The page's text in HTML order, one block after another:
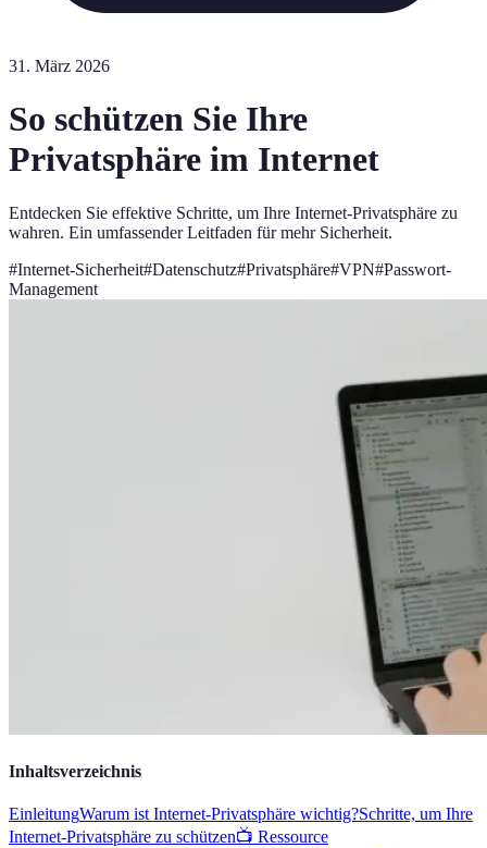
31. März 2026
So schützen Sie Ihre
Privatsphäre im Internet
Entdecken Sie effektive Schritte, um Ihre Internet-Privatsphäre zu
wahren. Ein umfassender Leitfaden für mehr Sicherheit.
#Internet-Sicherheit#Datenschutz#Privatsphäre#VPN#Passwort-
Management
Inhaltsverzeichnis
EinleitungWarum ist Internet-Privatsphäre wichtig?Schritte, um Ihre
Internet-Privatsphäre zu schützen📺 Ressource